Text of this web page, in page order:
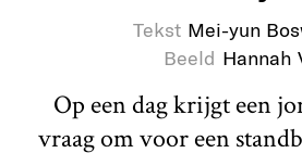
Tekst Mei-yun
Beeld Hannah
Op een dag krijgt een
vraag om voor een